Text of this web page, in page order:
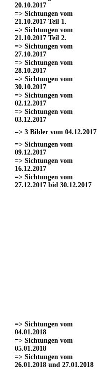
20.10.2017
=> Sichtungen vom
21.10.2017 Teil 1.
=> Sichtungen vom
21.10.2017 Teil 2.
=> Sichtungen vom
27.10.2017
=> Sichtungen vom
28.10.2017
=> Sichtungen vom
30.10.2017
=> Sichtungen vom
02.12.2017
=> Sichtungen vom
03.12.2017
=> 3 Bilder vom 04.12.2017
=> Sichtungen vom
09.12.2017
=> Sichtungen vom
16.12.2017
=> Sichtungen vom
27.12.2017 bid 30.12.2017
=> Sichtungen vom
04.01.2018
=> Sichtungen vom
05.01.2018
=> Sichtungen vom
26.01.2018 und 27.01.2018